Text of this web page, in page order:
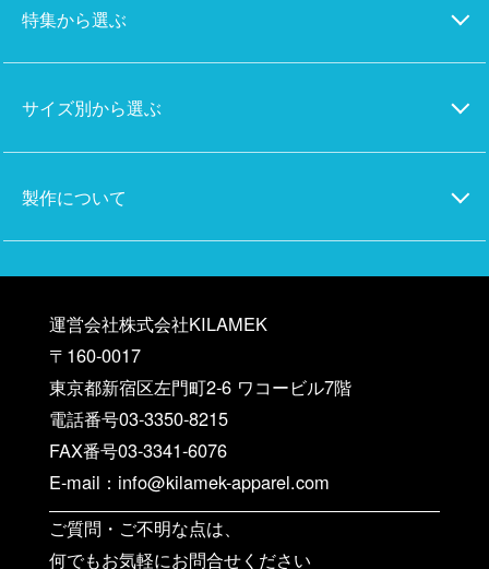
特集から選ぶ
サイズ別から選ぶ
製作について
運営会社株式会社KILAMEK
〒160-0017
東京都新宿区左門町2-6 ワコービル7階
電話番号03-3350-8215
FAX番号03-3341-6076
E-mail：info@kilamek-apparel.com
ご質問・ご不明な点は、
何でもお気軽にお問合せください